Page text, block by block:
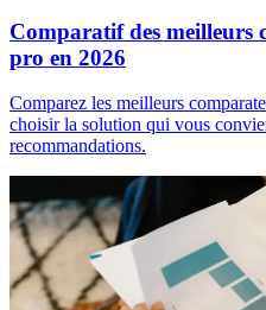
Comparatif des meilleurs
pro en 2026
Comparez les meilleurs
choisir la solution qui vous
recommandations.